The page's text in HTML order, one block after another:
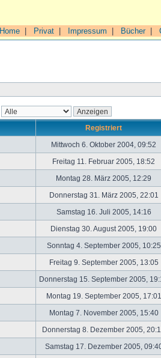
Home Privat Impressum Bücher|
Registriert
Mittwoch 6. Oktober 2004, 09:52
Freitag 11. Februar 2005, 18:52
Montag 28. März 2005, 12:29
Donnerstag 31. März 2005, 22:01
Samstag 16. Juli 2005, 14:16
Dienstag 30. August 2005, 19:00
Sonntag 4. September 2005,
Freitag 9. September 2005, 13:05
Donnerstag 15. September 2005,
Montag 19. September 2005,
Montag 7. November 2005, 15:40
Donnerstag 8. Dezember 2005,
Samstag 17. Dezember 2005,